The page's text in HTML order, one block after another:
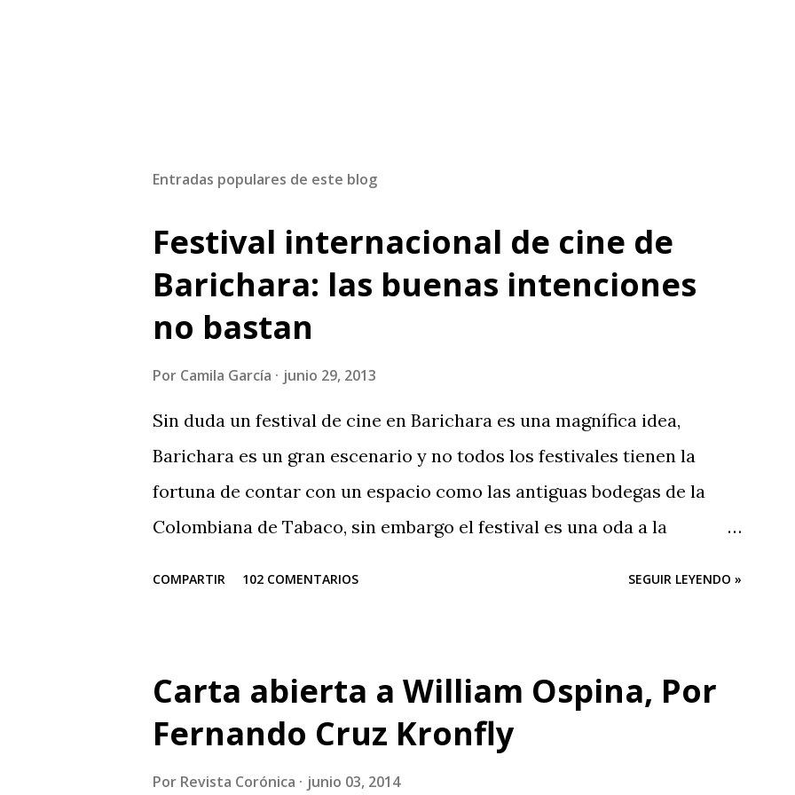
Entradas populares de este blog
Festival internacional de cine de
Barichara: las buenas intenciones
no bastan
Por Camila García junio 29, 2013
Sin duda un festival de cine en Barichara es una magnífica idea,
Barichara es un gran escenario y no todos los festivales tienen la
fortuna de contar con un espacio como las antiguas bodegas de la
Colombiana de Tabaco, sin embargo el festival es una oda a la
puedan hacer otra cosa que sepultar el festival, ¿no hay en Santander
gente profesional que pueda organizar un evento de esta magnitud y
no se quede sólo en publicidad y grandes ambiciones? Muy buena su
COMPARTIR 102 COMENTARIOS SEGUIR LEYENDO »
Carta abierta a William Ospina, Por
Fernando Cruz Kronfly
Por Revista Corónica junio 03, 2014